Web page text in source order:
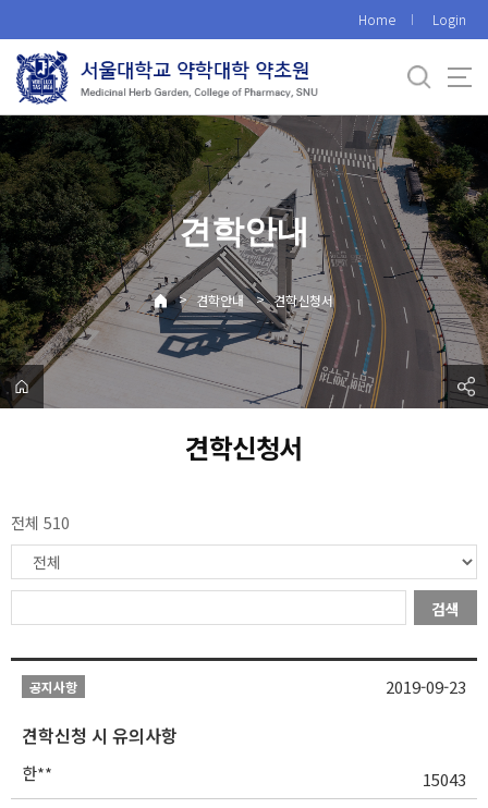
로
메
뉴
Home Login
견학안내
> 견학안내 > 견학신청서
견학신청서
전체 510
검색
공지사항
견학신청 시 유의사항
한** 15043
2019-09-23